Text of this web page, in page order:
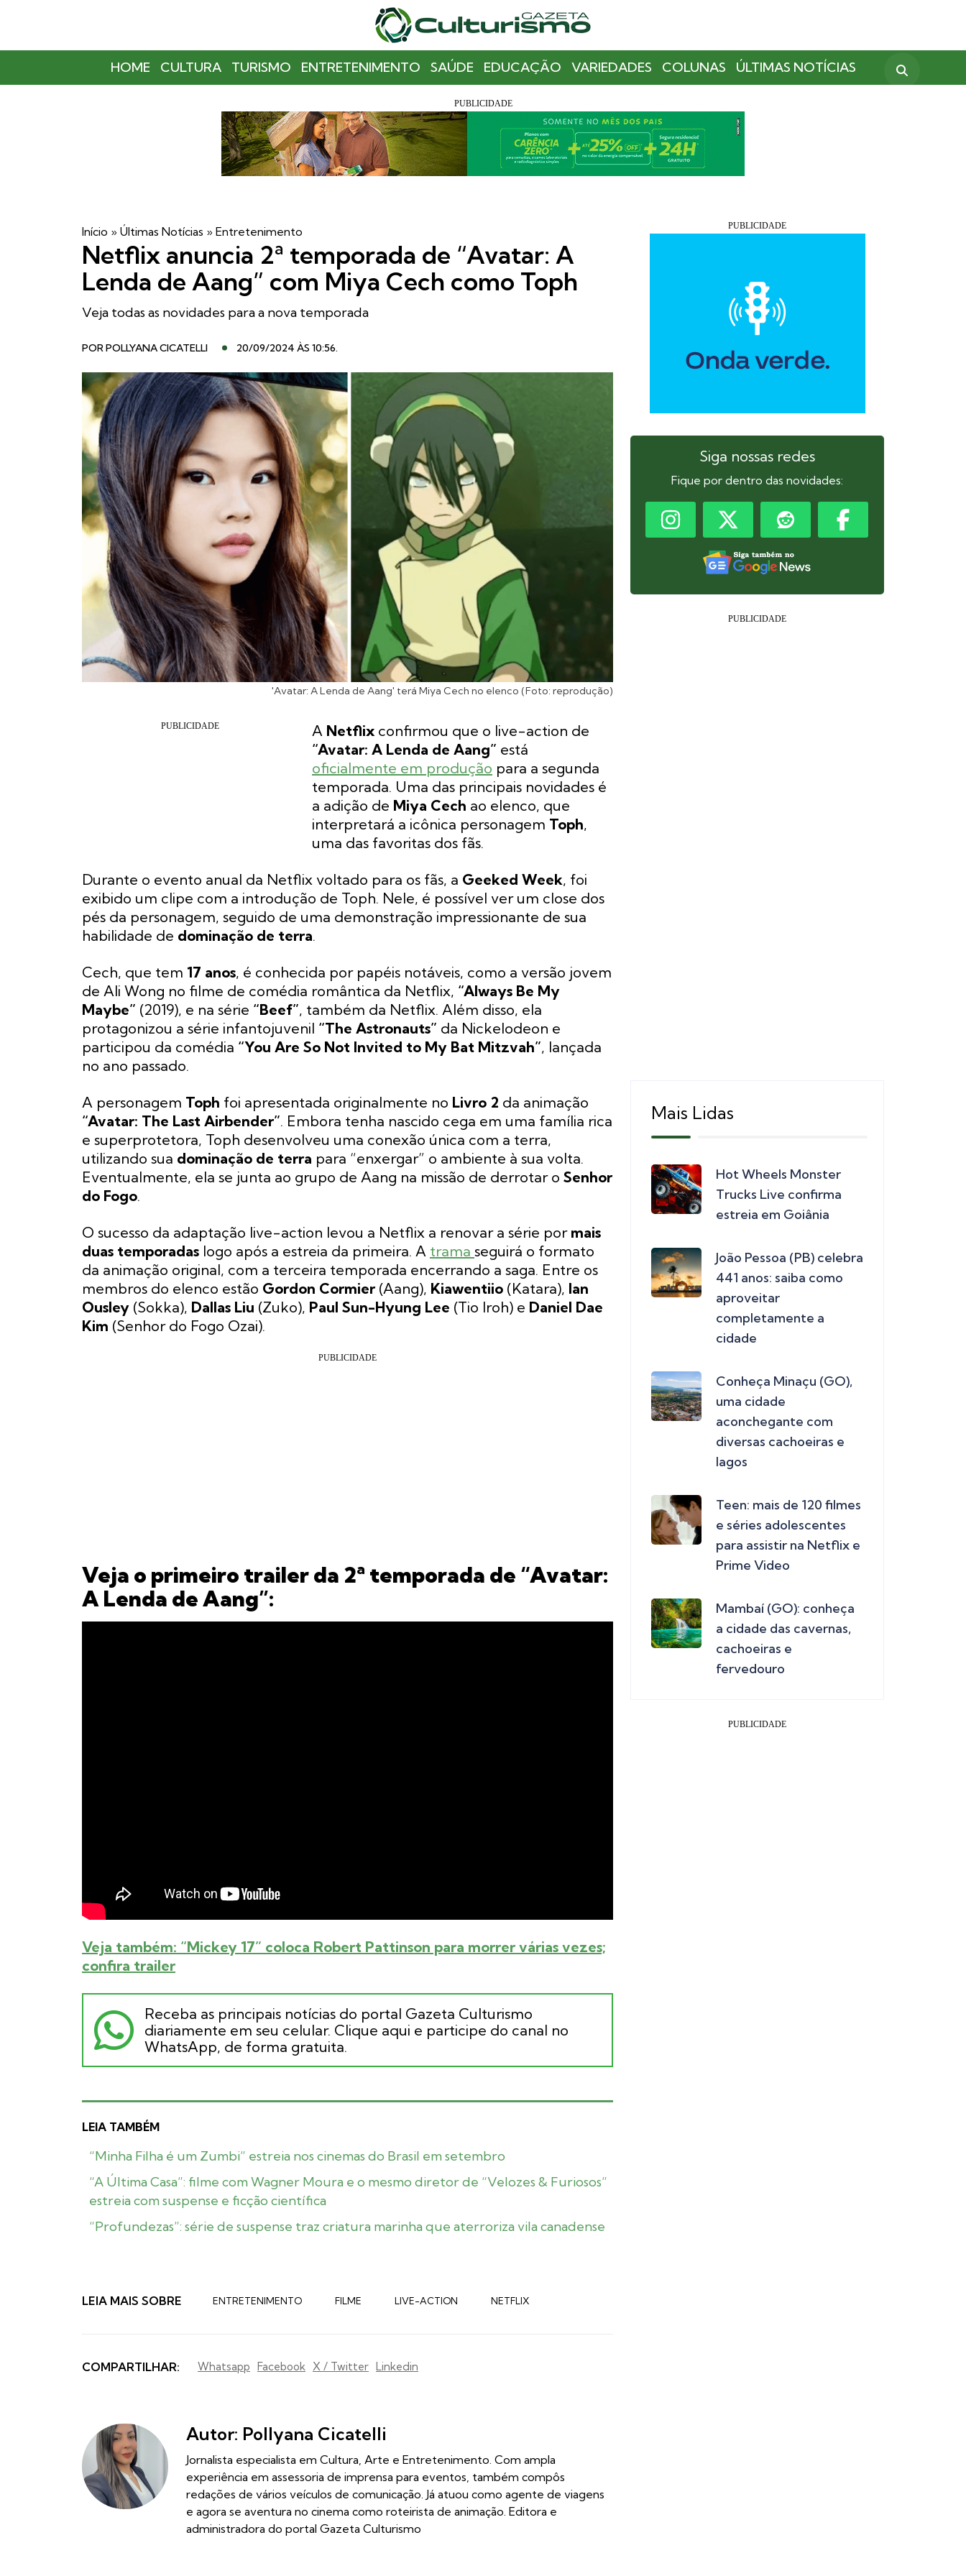
HOME CULTURA TURISMO ENTRETENIMENTO SAÚDE EDUCAÇÃO VARIEDADES COLUNAS ÚLTIMAS NOTÍCIAS
Início » Últimas Notícias » Entretenimento
Netflix anuncia 2ª temporada de “Avatar: A
Lenda de Aang” com Miya Cech como Toph
Veja todas as novidades para a nova temporada
PORPOLLYANA CICATELLI 20/09/2024 ÀS 10:56.
'Avatar: A Lenda de Aang' terá Miya Cech no elenco (Foto: reprodução)
A Netflix confirmou que o live-action de
“Avatar: A Lenda de Aang” está
oficialmente em produção para a segunda
temporada. Uma das principais novidades é
a adição de Miya Cech ao elenco, que
interpretará a icônica personagem Toph,
uma das favoritas dos fãs.
Durante o evento anual da Netflix voltado para os fãs, a Geeked Week, foi
exibido um clipe com a introdução de Toph. Nele, é possível ver um close dos
pés da personagem, seguido de uma demonstração impressionante de sua
habilidade de dominação de terra.
Cech, que tem 17 anos, é conhecida por papéis notáveis, como a versão jovem
de Ali Wong no filme de comédia romântica da Netflix, “Always Be My
Maybe” (2019), e na série “Beef”, também da Netflix. Além disso, ela
protagonizou a série infantojuvenil “The Astronauts” da Nickelodeon e
participou da comédia “You Are So Not Invited to My Bat Mitzvah”, lançada
no ano passado.
A personagem Toph foi apresentada originalmente no Livro 2 da animação
“Avatar: The Last Airbender”. Embora tenha nascido cega em uma família rica
e superprotetora, Toph desenvolveu uma conexão única com a terra,
utilizando sua dominação de terra para “enxergar” o ambiente à sua volta.
Eventualmente, ela se junta ao grupo de Aang na missão de derrotar o Senhor
do Fogo.
O sucesso da adaptação live-action levou a Netflix a renovar a série por mais
duas temporadas logo após a estreia da primeira. A trama seguirá o formato
da animação original, com a terceira temporada encerrando a saga. Entre os
membros do elenco estão Gordon Cormier (Aang), Kiawentiio (Katara), Ian
Ousley (Sokka), Dallas Liu (Zuko), Paul Sun-Hyung Lee (Tio Iroh) e Daniel Dae
Kim (Senhor do Fogo Ozai).
Veja o primeiro trailer da 2ª temporada de “Avatar:
A Lenda de Aang”:
Veja também: “Mickey 17” coloca Robert Pattinson para morrer várias vezes;
confira trailer
Receba as principais notícias do portal Gazeta Culturismo
diariamente em seu celular. Clique aqui e participe do canal no
WhatsApp, de forma gratuita.
LEIA TAMBÉM
“Minha Filha é um Zumbi” estreia nos cinemas do Brasil em setembro
“A Última Casa”: filme com Wagner Moura e o mesmo diretor de “Velozes & Furiosos”
estreia com suspense e ficção científica
“Profundezas”: série de suspense traz criatura marinha que aterroriza vila canadense
LEIA MAIS SOBRE ENTRETENIMENTO FILME LIVE-ACTION NETFLIX
COMPARTILHAR: Whatsapp Facebook X / Twitter Linkedin
Autor: Pollyana Cicatelli
Jornalista especialista em Cultura, Arte e Entretenimento. Com ampla
experiência em assessoria de imprensa para eventos, também compôs
redações de vários veículos de comunicação. Já atuou como agente de viagens
e agora se aventura no cinema como roteirista de animação. Editora e
administradora do portal Gazeta Culturismo
Siga nossas redes
Fique por dentro das novidades:
Mais Lidas
Hot Wheels Monster
Trucks Live confirma
estreia em Goiânia
João Pessoa (PB) celebra
441 anos: saiba como
aproveitar
completamente a
cidade
Conheça Minaçu (GO),
uma cidade
aconchegante com
diversas cachoeiras e
lagos
Teen: mais de 120 filmes
e séries adolescentes
para assistir na Netflix e
Prime Video
Mambaí (GO): conheça
a cidade das cavernas,
cachoeiras e
fervedouro